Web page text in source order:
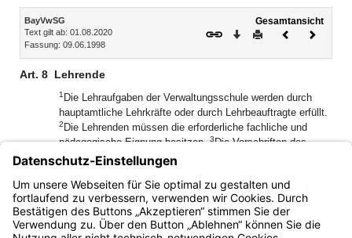
Inhalt
BayVwSG
Text gilt ab: 01.08.2020
Fassung: 09.06.1998
Gesamtansicht
Download
DruckenVorheriges
Art. 8 Lehrende
1 Die Lehraufgaben der Verwaltungsschule werden durch
hauptamtliche Lehrkräfte oder durch Lehrbeauftragte erfüllt.
2 Die Lehrenden müssen die erforderliche fachliche und
pädagogische Eignung besitzen.3Die Vorschriften des
Beamtenrechts, insbesondere des Laufbahnrechts, bleiben
Die Höhe der Vergütung für die Lehrbeauftragten
muß angemessen sein und wirdduchden Verwaltungsrat
festgelegt.